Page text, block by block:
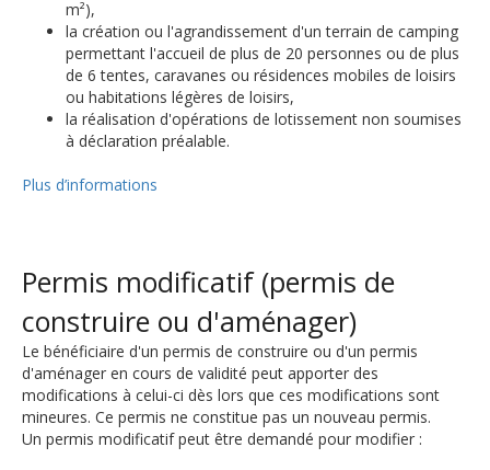
m²),
la création ou l'agrandissement d'un terrain de camping
permettant l'accueil de plus de 20 personnes ou de plus
de 6 tentes, caravanes ou résidences mobiles de loisirs
ou habitations légères de loisirs,
la réalisation d'opérations de lotissement non soumises
à déclaration préalable.
Plus d’informations
Permis modificatif (permis de
construire ou d'aménager)
Le bénéficiaire d'un permis de construire ou d'un permis
d'aménager en cours de validité peut apporter des
modifications à celui-ci dès lors que ces modifications sont
mineures. Ce permis ne constitue pas un nouveau permis.
Un permis modificatif peut être demandé pour modifier :